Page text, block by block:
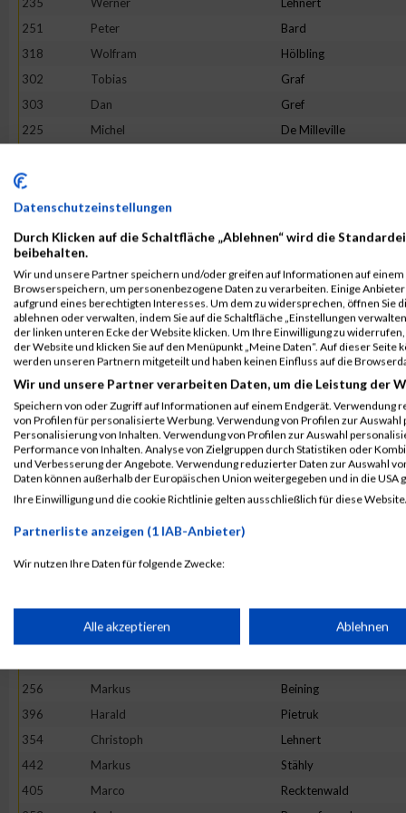
251
Peter Bard
318
Wolfram Hölbling
302
Tobias Graf
303
Dan Gref
225
Michel De Milleville
223
228
Volkmar
446
Andreas Thomaser
239
264
Sebastian Börner
371
Andreas Matheis
431
Eckart Schwartz
293
Anastasios Georgopoulos
234
Jörg Krämer
399
Sebastian Pistorius
447
Tobias Tobae
330
Zoltan Kirchen
404
Michael Puhl
283
Manfred
344
Tim
418
Joachim Scherer
256
Markus Beining
396
Harald Pietruk
354
Christoph Lehnert
442
Markus Stähly
405
Marco Recktenwald
Datenschutzeinstellungen
Durch Klicken auf die Schaltfläche „Ablehnen“ wird die
beibehalten.
Wir und unsere Partner speichern und/oder greifen auf Informationen auf einem
Browserspeichern, um personenbezogene Daten zu verarbeiten. Einige
aufgrund eines berechtigten Interesses. Um dem zu widersprechen, öffnen Sie
ablehnen oder verwalten, indem Sie auf die Schaltfläche „Einstellungen
der linken unteren Ecke der Website klicken. Um Ihre Einwilligung zu
der Website und klicken Sie auf den Menüpunkt „Meine Daten“. Auf dieser
werden unseren Partnern mitgeteilt und haben keinen Einfluss auf die
Wir und unsere Partner verarbeiten Daten, um die Leistung der
Speichern von oder Zugriff auf Informationen auf einem Endgerät. Verwendung
von Profilen für personalisierte Werbung. Verwendung von Profilen zur
Personalisierung von Inhalten. Verwendung von Profilen zur Auswahl
Performance von Inhalten. Analyse von Zielgruppen durch Statistiken oder
und Verbesserung der Angebote. Verwendung reduzierter Daten zur Auswahl
Daten können außerhalb der Europäischen Union weitergegeben und in die USA
Ihre Einwilligung und die cookie Richtlinie gelten ausschließlich für diese
Partnerliste anzeigen (1 IAB-Anbieter)
Wir nutzen Ihre Daten für folgende Zwecke:
Speichern von oder Zugriff auf Informationen auf einem
Erstellung von Profilen für personalisierte Werbung
Verwendung von Profilen zur Auswahl personalisierter Werbung
Alle akzeptieren Ablehnen